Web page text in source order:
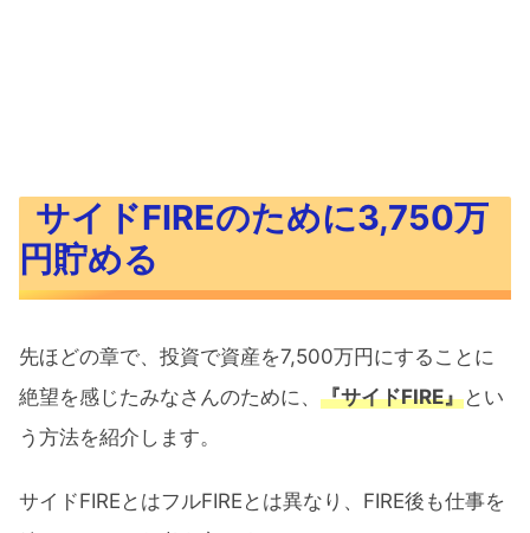
サイドFIREのために3,750万
円貯める
先ほどの章で、投資で資産を7,500万円にすることに
絶望を感じたみなさんのために、 『サイドFIRE』とい
う方法を紹介します。
サイドFIREとはフルFIREとは異なり、FIRE後も仕事を